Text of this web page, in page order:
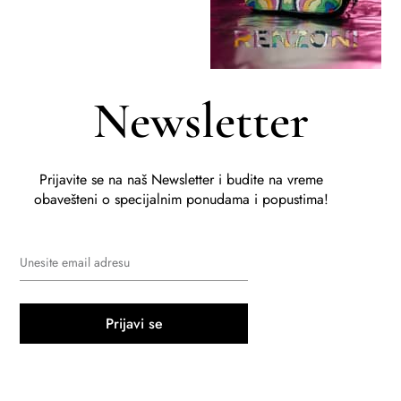
Newsletter
Prijavite se na naš Newsletter i budite na vreme
obavešteni o specijalnim ponudama i popustima!
Prijavi se